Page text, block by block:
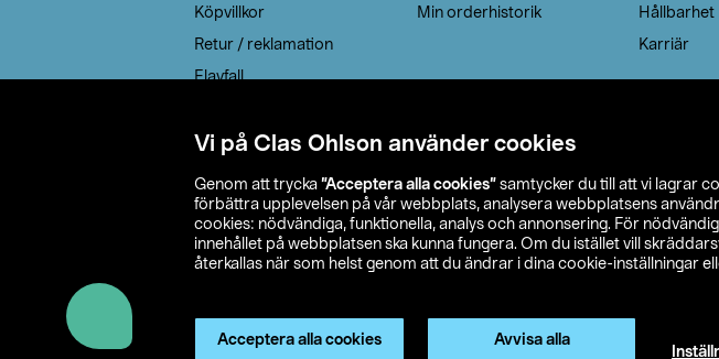
Vi på Clas Ohlson använder cookies
Genom att trycka ”Acceptera alla cookies” samtycker du till att vi lagrar
förbättra upplevelsen på vår webbplats, analysera webbplatsens
cookies: nödvändiga, funktionella, analys och annonsering. För
innehållet på webbplatsen ska kunna fungera. Om du istället vill
återkallas när som helst genom att du ändrar i dina cookie-inställningar
Acceptera alla cookies Avvisa alla
Köpvillkor
Retur / reklamation
Elavfall
Leveransalternativ
Min orderhistorik Hållbarhet
Karriär